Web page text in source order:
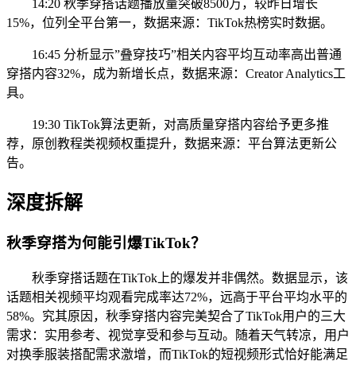
14:20 秋季穿搭话题播放量突破8500万，较昨日增长
15%，位列全平台第一，数据来源：TikTok热榜实时数据。
16:45 分析显示”叠穿技巧”相关内容平均互动率高出普通
穿搭内容32%，成为新增长点，数据来源：Creator Analytics工
具。
19:30 TikTok算法更新，对高质量穿搭内容给予更多推
荐，原创教程类视频权重提升，数据来源：平台算法更新公
告。
深度拆解
秋季穿搭为何能引爆TikTok？
秋季穿搭话题在TikTok上的爆发并非偶然。数据显示，该
话题相关视频平均观看完成率达72%，远高于平台平均水平的
58%。究其原因，秋季穿搭内容完美契合了TikTok用户的三大
需求：实用参考、视觉享受和参与互动。随着天气转凉，用户
对换季服装搭配需求激增，而TikTok的短视频形式恰好能满足